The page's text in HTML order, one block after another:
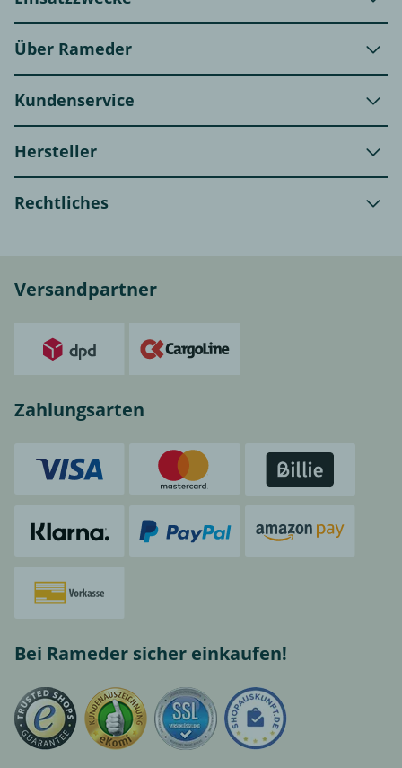
Über Rameder
Kundenservice
Hersteller
Rechtliches
Versandpartner
Zahlungsarten
Bei Rameder sicher einkaufen!